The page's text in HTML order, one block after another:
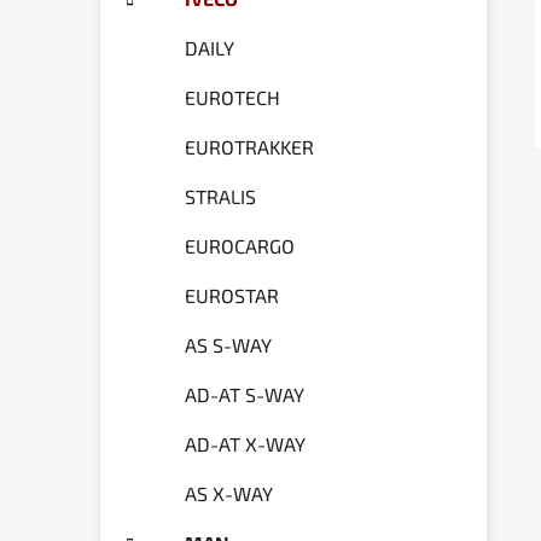
DAILY
EUROTECH
EUROTRAKKER
STRALIS
EUROCARGO
EUROSTAR
AS S-WAY
AD-AT S-WAY
AD-AT X-WAY
AS X-WAY